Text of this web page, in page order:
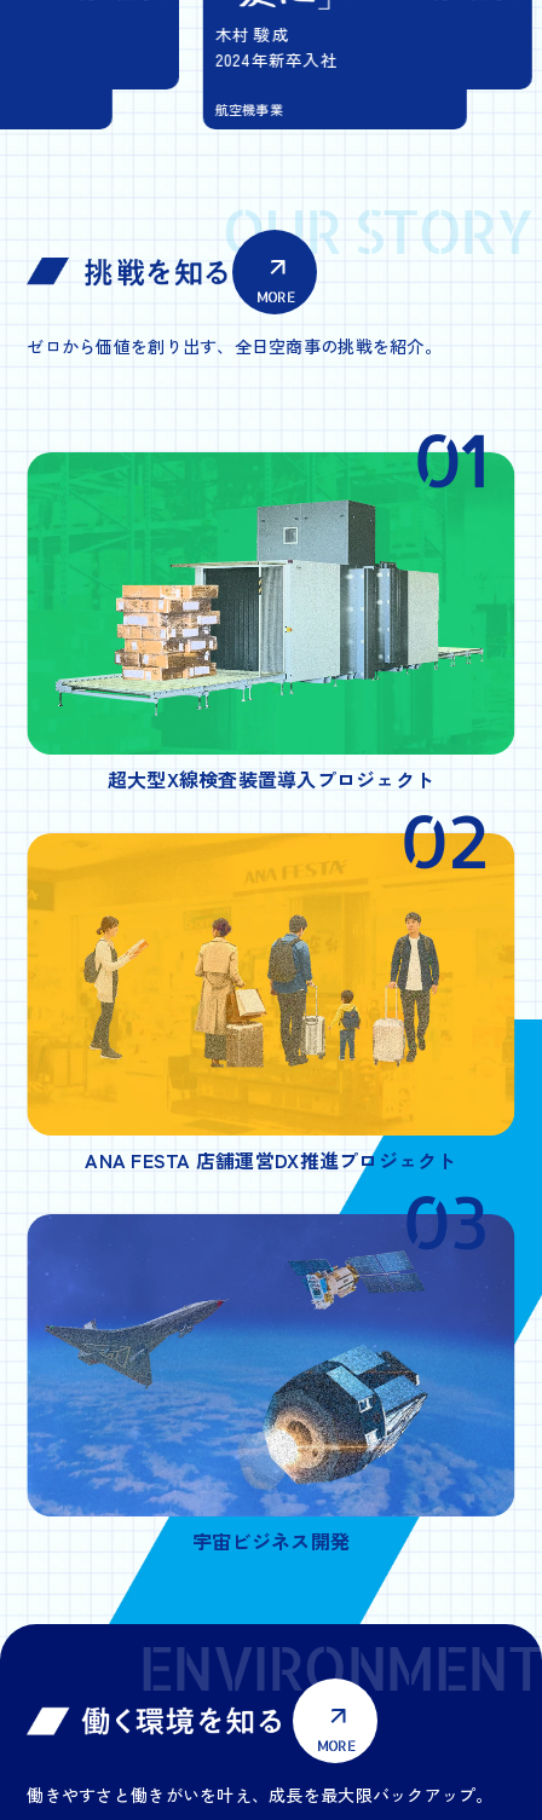
木村 駿成
2024年新卒入社
航空機事業
MORE
ゼロから価値を創り出す、全日空商事の挑戦を紹介。
01
超大型X線検査装置導入プロジェクト
02
ANA FESTA 店舗運営DX推進プロジェクト
03
宇宙ビジネス開発
OUR STORY
MORE
働きやすさと働きがいを叶え、成長を最大限バックアップ。
ENVIRONMENT